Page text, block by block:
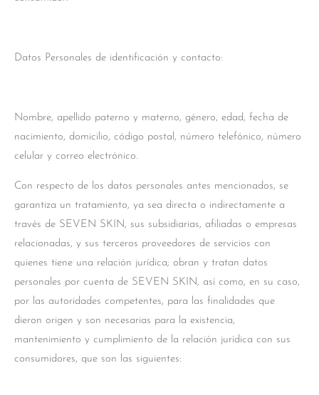
Datos Personales de identificación y contacto:
Nombre, apellido paterno y materno, género, edad, fecha de
nacimiento, domicilio, código postal, número telefónico, número
celular y correo electrónico.
Con respecto de los datos personales antes mencionados, se
garantiza un tratamiento, ya sea directa o indirectamente a
través de SEVEN SKIN, sus subsidiarias, afiliadas o empresas
relacionadas, y sus terceros proveedores de servicios con
quienes tiene una relación jurídica; obran y tratan datos
personales por cuenta de SEVEN SKIN, así como, en su caso,
por las autoridades competentes, para las finalidades que
dieron origen y son necesarias para la existencia,
mantenimiento y cumplimiento de la relación jurídica con sus
consumidores, que son las siguientes: